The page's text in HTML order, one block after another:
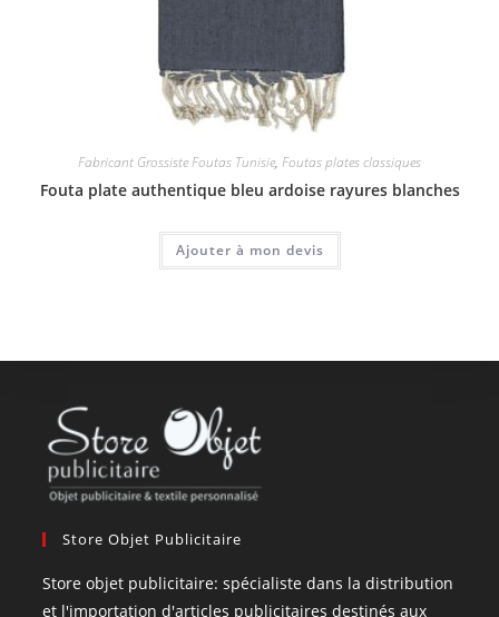
Fabricant Grossiste Foutas Tunisie, Foutas plates classiques
Fouta plate authentique bleu ardoise rayures blanches
Ajouter à mon devis
Store Objet Publicitaire
Store objet publicitaire: spécialiste dans la distribution
et l'importation d'articles publicitaires destinés aux